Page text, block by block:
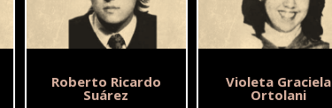
Roberto Ricardo
Suárez
Violeta Graciela
Ortolani